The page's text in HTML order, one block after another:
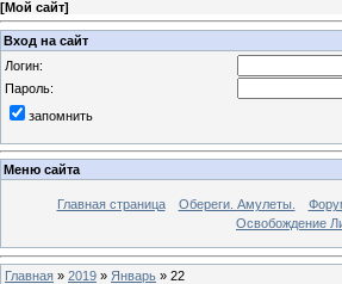
[Мой сайт]
Вход на сайт
Логин:
Пароль:
запомнить
Меню сайта
Главная страница Обереги. Амулеты.
Освобождение
Главная » 2019 » Январь » 22